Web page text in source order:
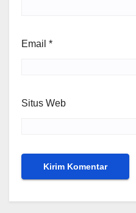
Email *
Situs Web